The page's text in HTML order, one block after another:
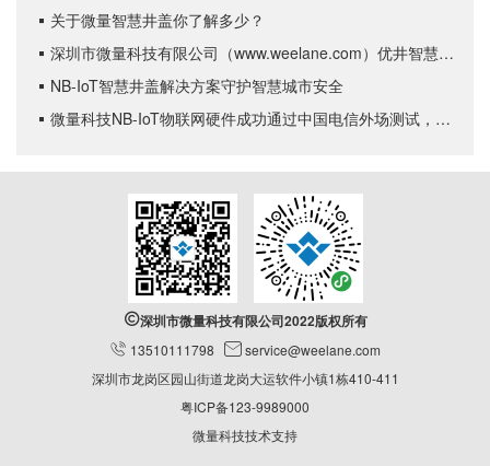
 关于微量智慧井盖你了解多少？
 深圳市微量科技有限公司（www.weelane.com）优井智慧井盖落地项目报告文档
 NB-IoT智慧井盖解决方案守护智慧城市安全
 微量科技NB-IoT物联网硬件成功通过中国电信外场测试，成为龙岗区第三家测试成功的企业
深圳市微量科技有限公司2022版权所有
 13510111798 service@weelane.com
深圳市龙岗区园山街道龙岗大运软件小镇1栋410-411
粤ICP备123-9989000
微量科技技术支持